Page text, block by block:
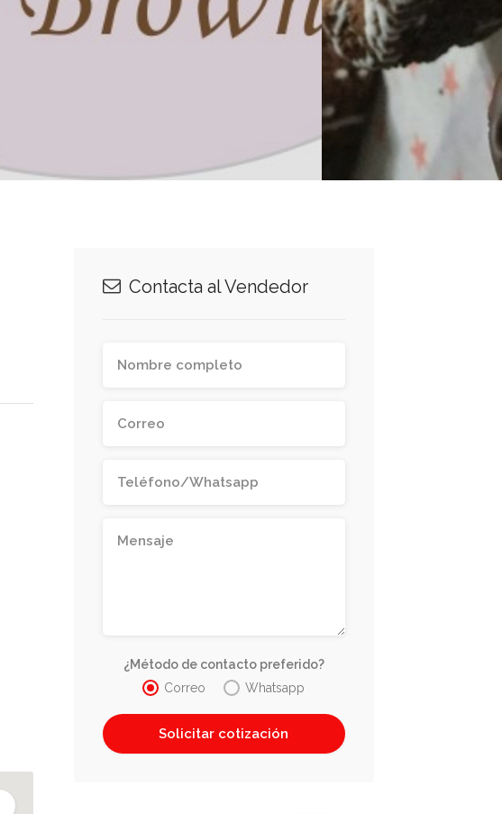
Contacta al Vendedor
¿Método de contacto preferido?
Correo
Whatsapp